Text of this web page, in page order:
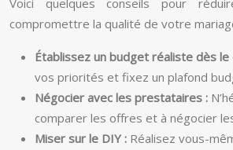
Voici quelques conseils pour
compromettre la qualité de votre
Établissez un budget réaliste dès le
vos priorités et fixez un plafond
Négocier avec les prestataires :
comparer les offres et à négocier
Miser sur le DIY : Réalisez vous-